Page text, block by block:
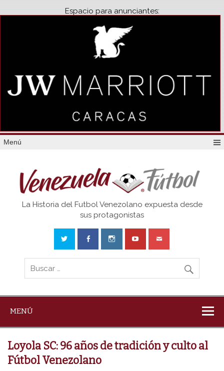
Espacio para anunciantes:
Menú
Venezuela
La Historia del Futbol Venezolano expuesta desde
sus protagonistas
MENÚ
Loyola SC: 96 años de tradición y culto al
Fútbol Venezolano